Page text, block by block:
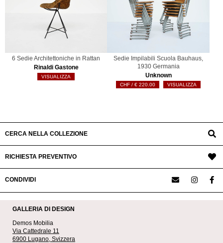
6 Sedie Architettoniche in Rattan
Rinaldi Gastone
VISUALIZZA
Sedie Impilabili Scuola Bauhaus,
1930 Germania
Unknown
€ 220.00 VISUALIZZA
CERCA NELLA COLLEZIONE
RICHIESTA PREVENTIVO
CONDIVIDI
GALLERIA DI DESIGN
Demos Mobilia
Via Cattedrale 11
6900 Lugano, Svizzera